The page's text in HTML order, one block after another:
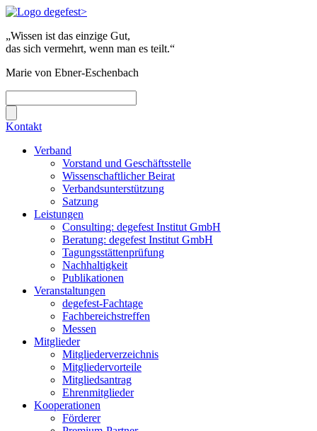
„Wissen ist das einzige Gut,
das sich vermehrt, wenn man es teilt.“
Marie von Ebner-Eschenbach
Kontakt
Verband
Vorstand und Geschäftsstelle
Wissenschaftlicher Beirat
Verbandsunterstützung
Satzung
Leistungen
Consulting: degefest Institut GmbH
Beratung: degefest Institut GmbH
Tagungsstättenprüfung
Nachhaltigkeit
Publikationen
Veranstaltungen
degefest-Fachtage
Fachbereichstreffen
Messen
Mitglieder
Mitgliederverzeichnis
Mitgliedervorteile
Mitgliedsantrag
Ehrenmitglieder
Kooperationen
Förderer